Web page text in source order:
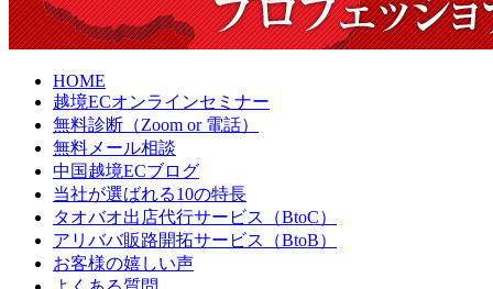
HOME
越境ECオンラインセミナー
無料診断（Zoom or 電話）
無料メール相談
中国越境ECブログ
当社が選ばれる10の特長
タオバオ出店代行サービス（BtoC）
アリババ販路開拓サービス（BtoB）
お客様の嬉しい声